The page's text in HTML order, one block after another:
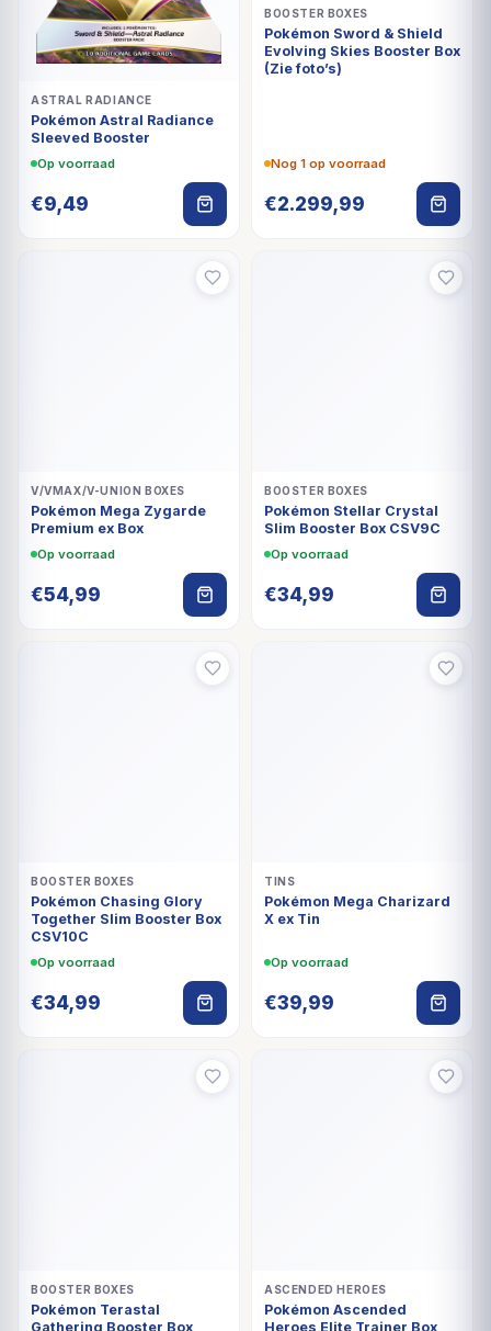
ASTRAL RADIANCE
Pokémon Astral Radiance
Sleeved Booster
Op voorraad
€9,49
BOOSTER BOXES
Pokémon Sword & Shield
Evolving Skies Booster Box
(Zie foto’s)
Nog 1 op voorraad
€2.299,99
V/VMAX/V-UNION BOXES
Pokémon Mega Zygarde
Premium ex Box
Op voorraad
€54,99
BOOSTER BOXES
Pokémon Stellar Crystal
Slim Booster Box CSV9C
Op voorraad
€34,99
BOOSTER BOXES
Pokémon Chasing Glory
Together Slim Booster Box
CSV10C
Op voorraad
€34,99
TINS
Pokémon Mega Charizard
X ex Tin
Op voorraad
€39,99
BOOSTER BOXES
Pokémon Terastal
Gathering Booster Box
ASCENDED HEROES
Pokémon Ascended
Heroes Elite Trainer Box